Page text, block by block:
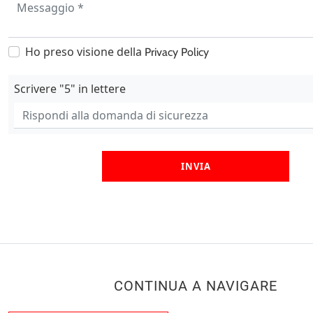
Ho preso visione della Privacy Policy
Scrivere "5" in lettere
INVIA
CONTINUA A NAVIGARE